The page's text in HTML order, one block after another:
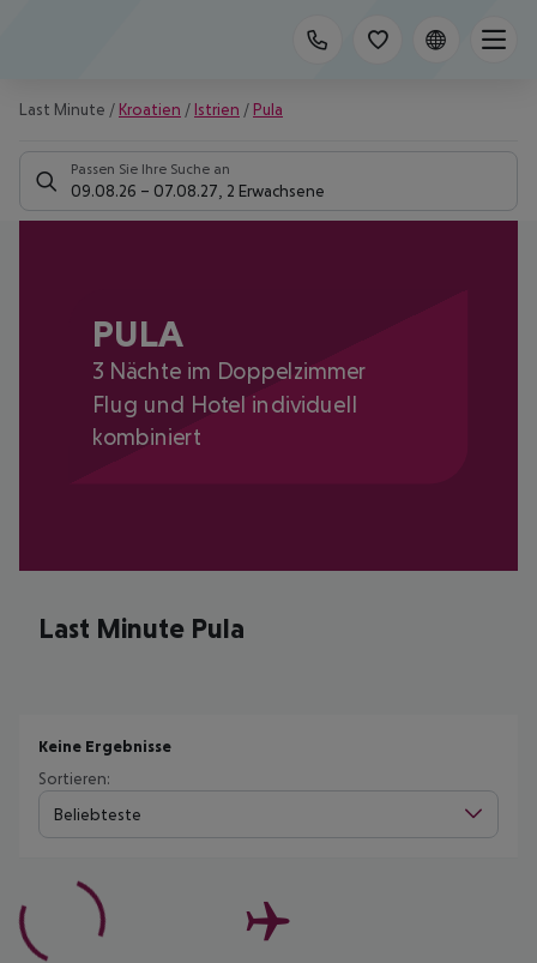
Last Minute / Kroatien / Istrien / Pula
Passen Sie Ihre Suche an
09.08.26 – 07.08.27 2 Erwachsene
PULA
3 Nächte im Doppelzimmer
Flug und Hotel individuell
kombiniert
Last Minute Pula
Keine Ergebnisse
Sortieren:
Beliebteste